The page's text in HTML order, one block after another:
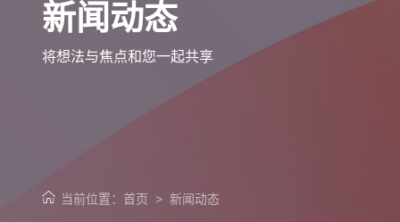
新闻动态
将想法与焦点和您一起共享
当前位置： 首页 >新闻动态